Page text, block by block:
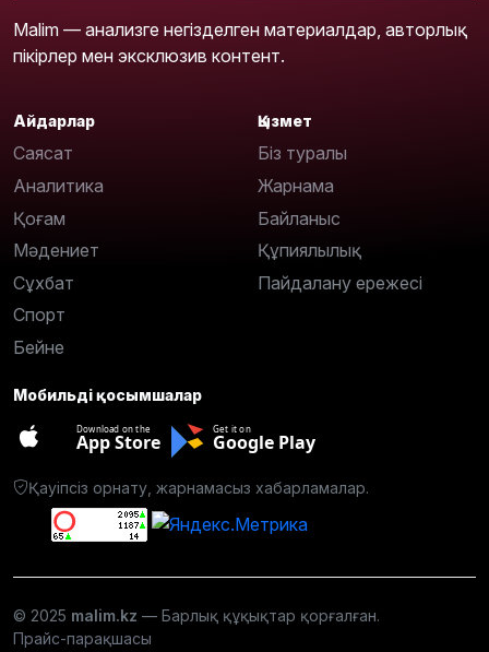
Malim — анализге негізделген материалдар, авторлық
пікірлер мен эксклюзив контент.
Айдарлар
Саясат
Аналитика
Қоғам
Мәдениет
Сұхбат
Спорт
Бейне
Қызмет
Біз туралы
Жарнама
Байланыс
Құпиялылық
Пайдалану ережесі
Мобильді қосымшалар
Download on the
App Store
Get it on
Google Play
Қауіпсіз орнату, жарнамасыз хабарламалар.
© 2025 malim.kz — Барлық құқықтар қорғалған.
Прайс-парақшасы